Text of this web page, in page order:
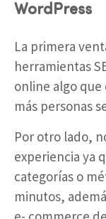
WordPress
La primera
herramientas
online algo
más personas
Por otro lado,
experiencia ya
categorías o
minutos,